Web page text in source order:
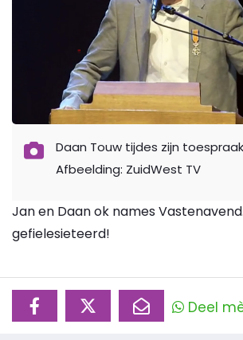
Daan Touw tijdes zijn
Afbeelding: ZuidWest TV
Jan en Daan ok names
gefielesieteerd!
Deel